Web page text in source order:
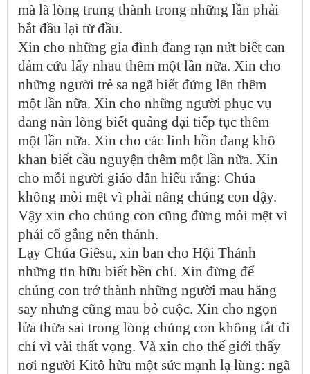
mà là lòng trung thành trong những lần phải
bắt đầu lại từ đầu.
Xin cho những gia đình đang rạn nứt biết can
đảm cứu lấy nhau thêm một lần nữa. Xin cho
những người trẻ sa ngã biết đứng lên thêm
một lần nữa. Xin cho những người phục vụ
đang nản lòng biết quảng đại tiếp tục thêm
một lần nữa. Xin cho các linh hồn đang khô
khan biết cầu nguyện thêm một lần nữa. Xin
cho mỗi người giáo dân hiểu rằng: Chúa
không mỏi mệt vì phải nâng chúng con dậy.
Vậy xin cho chúng con cũng đừng mỏi mệt vì
phải cố gắng nên thánh.
Lạy Chúa Giêsu, xin ban cho Hội Thánh
những tín hữu biết bền chí. Xin đừng để
chúng con trở thành những người mau hăng
say nhưng cũng mau bỏ cuộc. Xin cho ngọn
lửa thừa sai trong lòng chúng con không tắt đi
chỉ vì vài thất vọng. Và xin cho thế giới thấy
nơi người Kitô hữu một sức mạnh lạ lùng: ngã